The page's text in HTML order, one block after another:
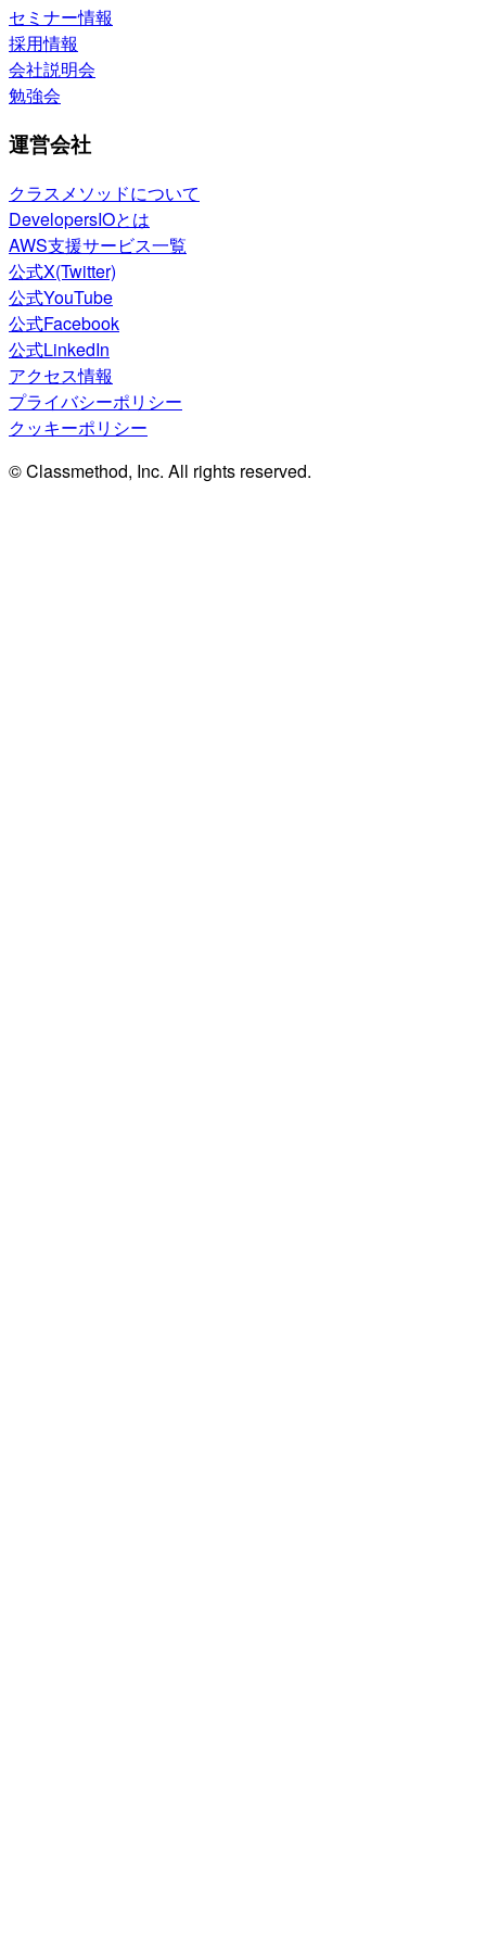
セミナー情報
採用情報
会社説明会
勉強会
運営会社
クラスメソッドについて
DevelopersIOとは
AWS支援サービス一覧
公式X(Twitter)
公式YouTube
公式Facebook
公式LinkedIn
アクセス情報
プライバシーポリシー
クッキーポリシー
© Classmethod, Inc. All rights reserved.